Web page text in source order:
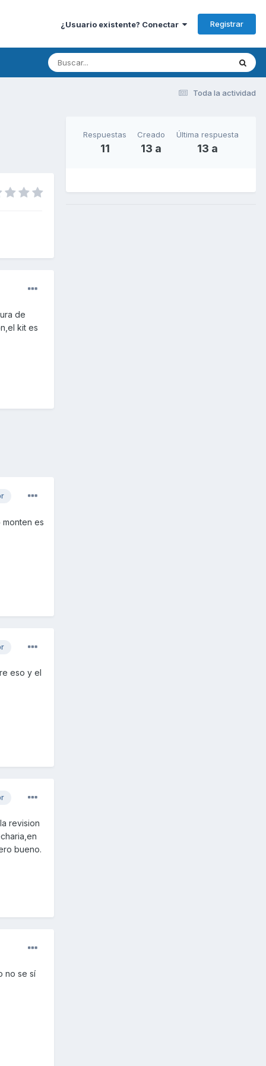
¿Usuario existente? Conectar Registrar
Toda la actividad
de
kit es
es
eso y el
revision
bueno.
no se sí
Respuestas
11
Creado
13 a
Última respuesta
13 a